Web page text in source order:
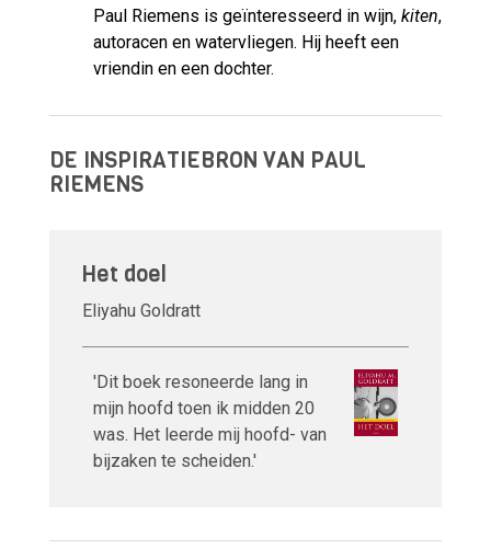
Paul Riemens is geïnteresseerd in wijn, kiten,
autoracen en watervliegen. Hij heeft een
vriendin en een dochter.
DE INSPIRATIEBRON VAN PAUL
RIEMENS
Het doel
Eliyahu Goldratt
'Dit boek resoneerde lang in
mijn hoofd toen ik midden 20
was. Het leerde mij hoofd- van
bijzaken te scheiden.'